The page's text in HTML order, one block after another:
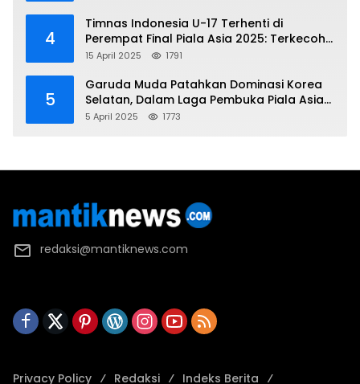
4
Timnas Indonesia U-17 Terhenti di
Perempat Final Piala Asia 2025: Terkecoh
Korea Utara
15 April 2025 1791
5
Garuda Muda Patahkan Dominasi Korea
Selatan, Dalam Laga Pembuka Piala Asia
2025 U-17
5 April 2025 1773
redaksi@mantiknews.com
Privacy Policy Redaksi Indeks Berita